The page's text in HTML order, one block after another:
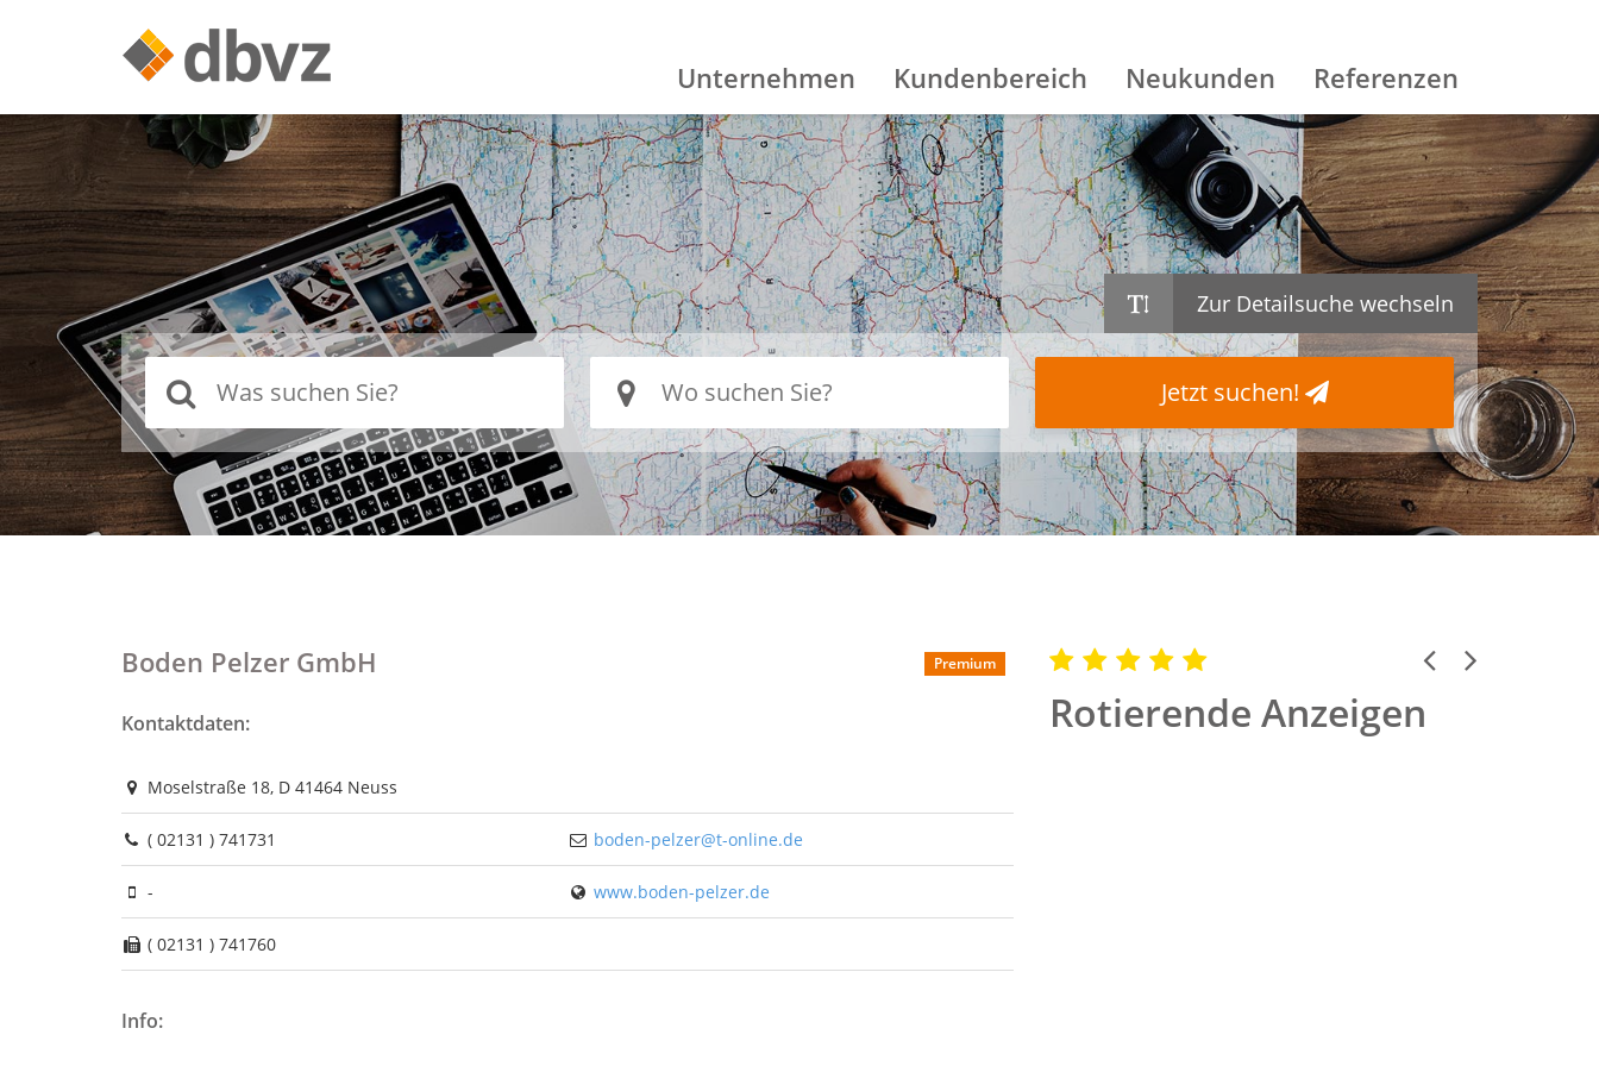
Unternehmen Kundenbereich Neukunden Referenzen
Zur Detailsuche wechseln
Jetzt suchen!
Boden Pelzer GmbH Premium
Kontaktdaten:
Moselstraße 18, D 41464 Neuss
( 02131 ) 741731 boden-pelzer@t-online.de
- www.boden-pelzer.de
( 02131 ) 741760
Info:
Rotierende Anzeigen
Previous
Next